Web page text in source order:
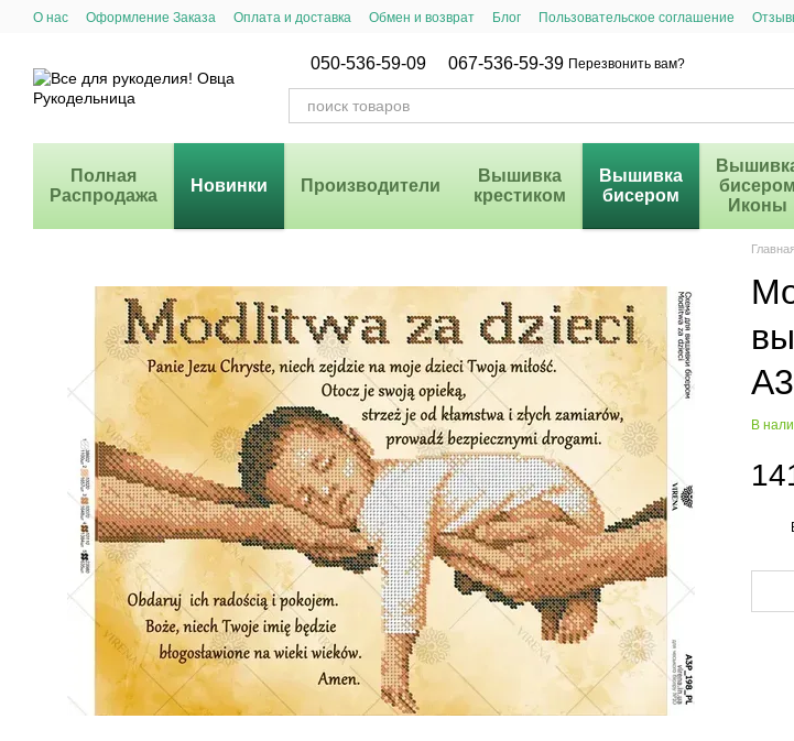
Перейти к основному контенту
О нас Оформление Заказа Оплата и доставка Обмен и возврат Блог Пользовательское соглашение
050-536-59-09 067-536-59-39 Перезвонить вам?
Полная
Распродажа
Новинки Производители
Вышивка
крестиком
Вышивка
бисером
бисером
Иконы
Главная
В